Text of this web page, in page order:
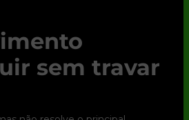
sem travar